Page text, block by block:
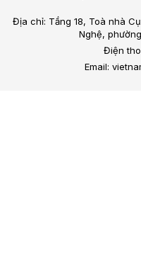
Địa chỉ: Tầng 18, Toà nhà
Nghệ,
Điện
Email: